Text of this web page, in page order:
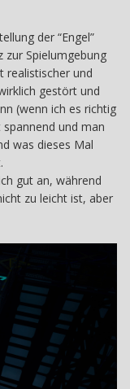
der “Engel”
zur Spielumgebung
realistischer und
gestört und
(wenn ich es richtig
und man
was dieses Mal
gut an, während
zu leicht ist, aber